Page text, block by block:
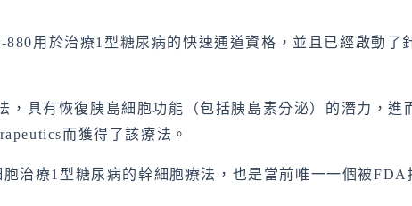
用於治療1型糖尿病的快速通道資格，並且已經啟動了
具有恢復胰島細胞功能（包括胰島素分泌）的潛力，進
而獲得了該療法。
治療1型糖尿病的幹細胞療法，也是當前唯一一個被FDA